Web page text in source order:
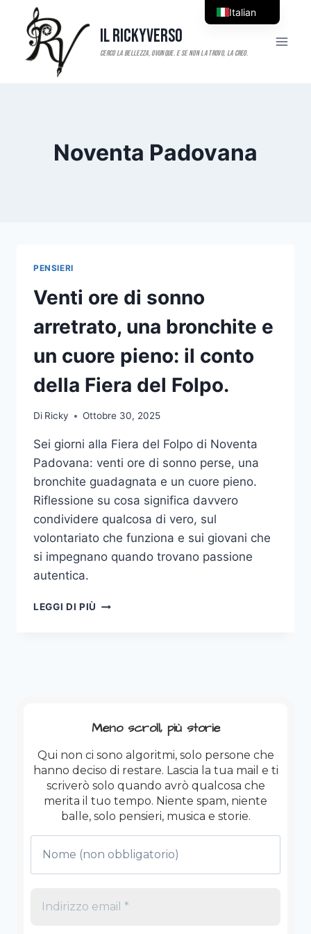
contenuto
Il RickyVerso
Noventa Padovana
PENSIERI
Venti ore di sonno
arretrato, una bronchite e
un cuore pieno: il conto
della Fiera del Folpo.
Di Ricky Ottobre 30, 2025
Sei giorni alla Fiera del Folpo di Noventa
Padovana: venti ore di sonno perse, una
bronchite guadagnata e un cuore pieno.
Riflessione su cosa significa davvero
condividere qualcosa di vero, sul
volontariato che funziona e sui giovani che
si impegnano quando trovano passione
autentica.
LEGGI DI PIÙ VENTI
CUORE
CONTO
DELLA
FIERA
DEL
FOLPO.
Meno scroll, più storie
Qui non ci sono algoritmi, solo persone che
hanno deciso di restare. Lascia la tua mail e ti
scriverò solo quando avrò qualcosa che
merita il tuo tempo. Niente spam, niente
balle, solo pensieri, musica e storie.
Italian